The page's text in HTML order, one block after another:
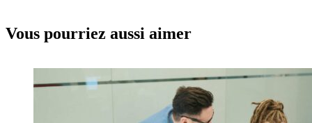
Vous pourriez aussi aimer